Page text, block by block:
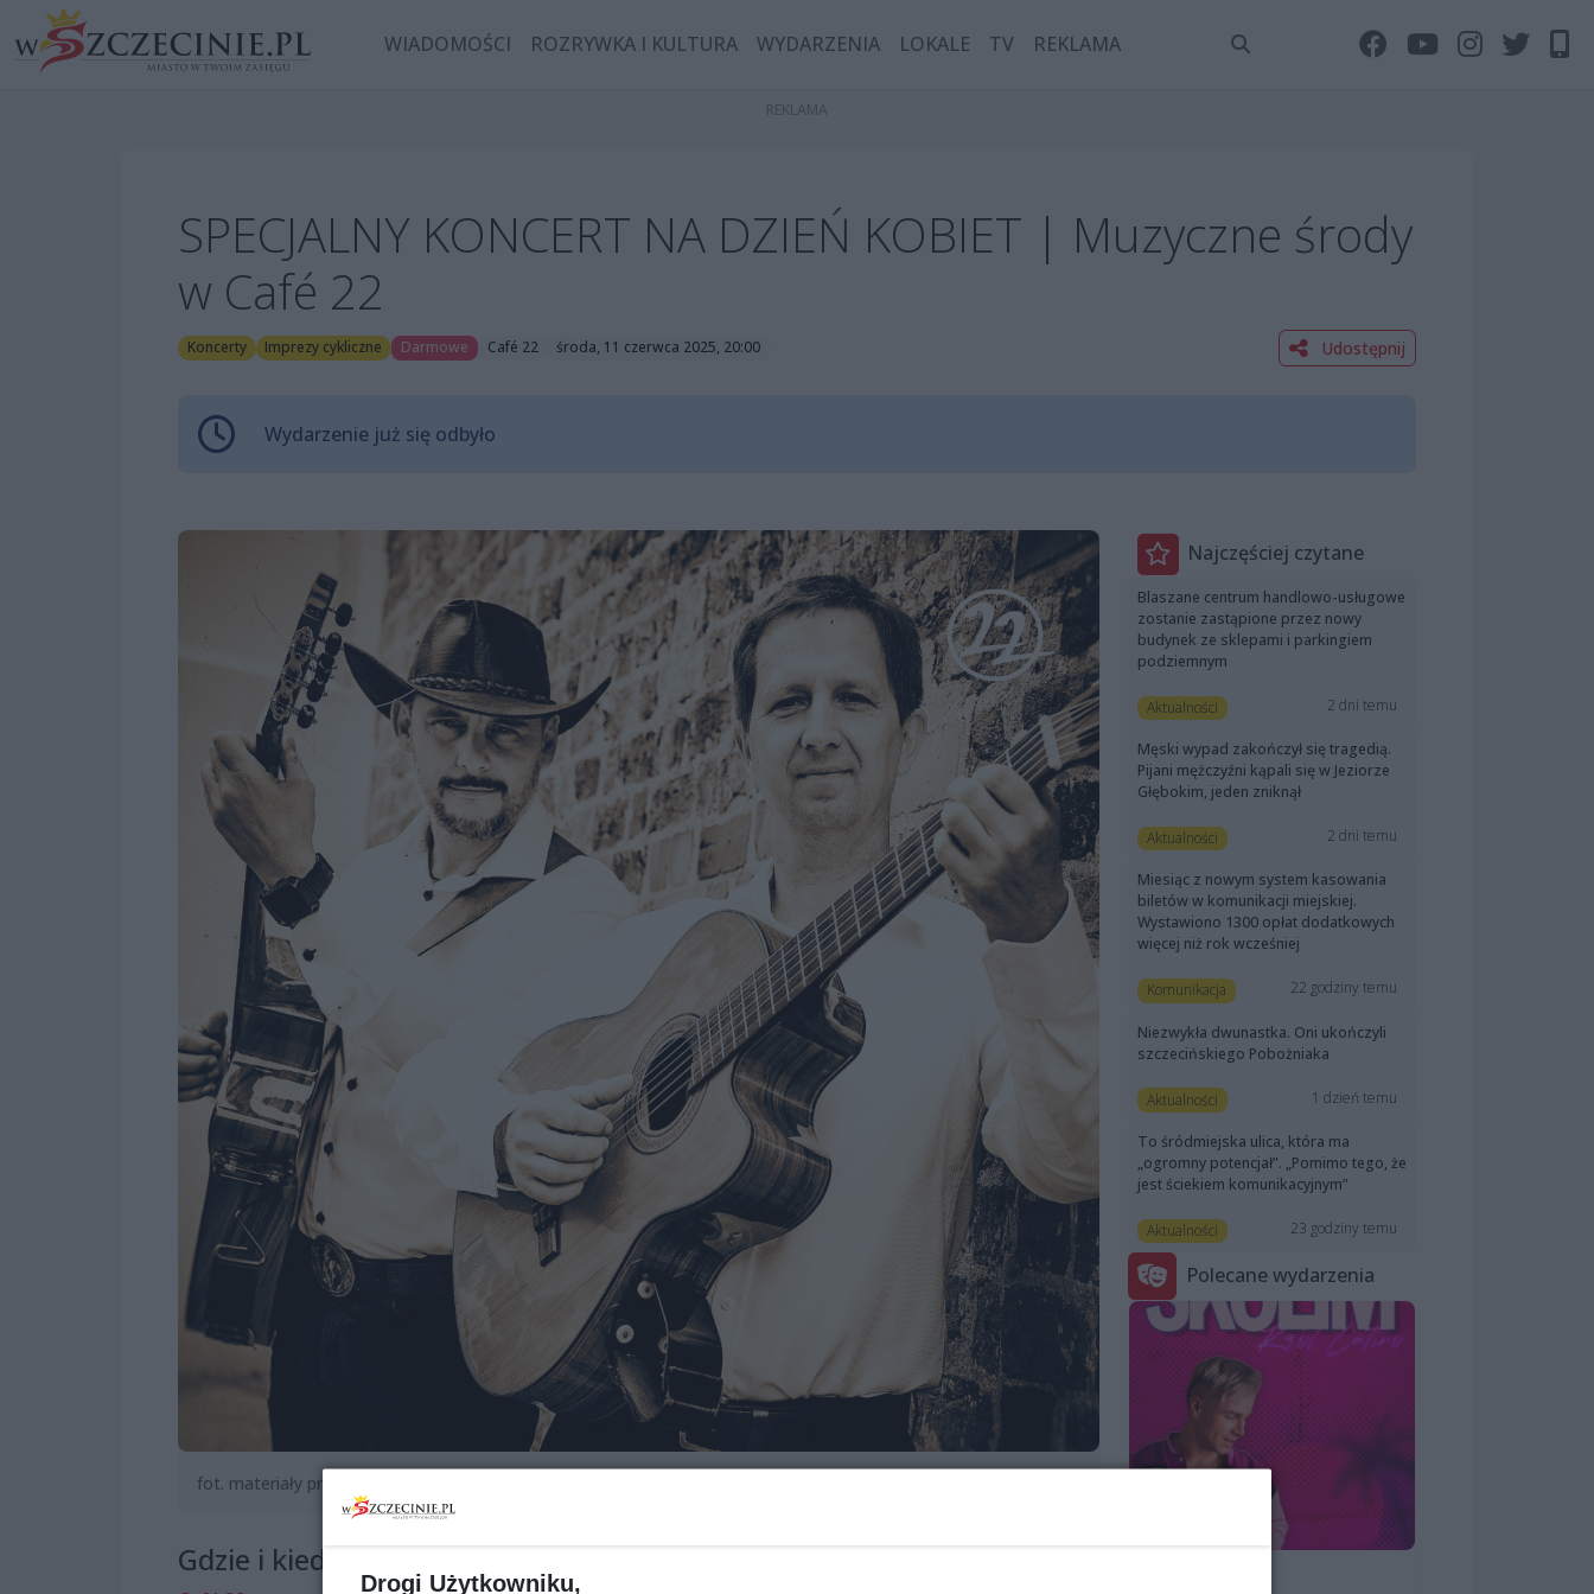
WIADOMOŚCI ROZRYWKA I KULTURA WYDARZENIA LOKALE TV REKLAMA
SPECJALNY KONCERT NA DZIEŃ KOBIET | Muzyczne środy
w Café 22
Koncerty Imprezy cykliczne Darmowe Café 22 środa, 11 czerwca 2025, 20:00 Udostępnij
Wydarzenie już się odbyło
fot. materiały prasowe
Gdzie i kiedy?
Najczęściej czytane
Blaszane centrum handlowo-usługowe
zostanie zastąpione przez nowy
budynek ze sklepami i parkingiem
podziemnym
Aktualności 2 dni temu
Męski wypad zakończył się tragedią.
Pijani mężczyźni kąpali się w Jeziorze
Głębokim, jeden zniknął
Aktualności 2 dni temu
Miesiąc z nowym system kasowania
biletów w komunikacji miejskiej.
Wystawiono 1300 opłat dodatkowych
więcej niż rok wcześniej
Komunikacja 22 godziny temu
Niezwykła dwunastka. Oni ukończyli
szczecińskiego Pobożniaka
Aktualności 1 dzień temu
To śródmiejska ulica, która ma
„ogromny potencjał”. „Pomimo tego, że
jest ściekiem komunikacyjnym”
Aktualności 23 godziny temu
Polecane wydarzenia
Drogi Użytkowniku,